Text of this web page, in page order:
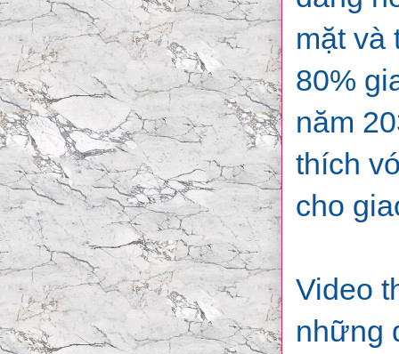
mặt và
80%
năm
thích
cho
Video
những